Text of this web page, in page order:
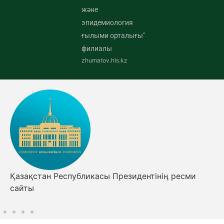
және
эпидемиология
ғылыми орталығы"
филиалы
zhumatov.hls.kz
Қазақстан Республикасы Президентінің ресми
сайты